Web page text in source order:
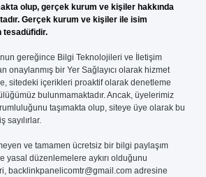
olup, gerçek kurum ve kişiler hakkında
Gerçek kurum ve kişiler ile isim
tesadüfidir.
gereğince Bilgi Teknolojileri ve İletişim
onaylanmış bir Yer Sağlayıcı olarak hizmet
sitedeki içerikleri proaktif olarak denetleme
bulunmamaktadır. Ancak, üyelerimiz
taşımakta olup, siteye üye olarak bu
sayılırlar.
ve tamamen ücretsiz bir bilgi paylaşım
yasal düzenlemelere aykırı olduğunu
backlinkpanelicomtr@gmail.com adresine